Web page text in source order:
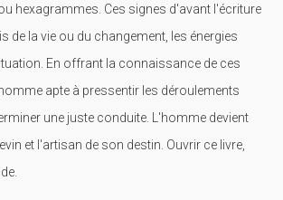
hexagrammes. Ces signes d'avant l'écriture
de la vie ou du changement, les énergies
En offrant la connaissance de ces
apte à pressentir les déroulements
une juste conduite. L'homme devient
et l'artisan de son destin. Ouvrir ce livre,